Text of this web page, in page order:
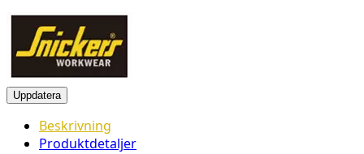
Beskrivning
Produktdetaljer